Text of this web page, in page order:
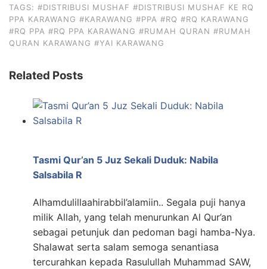
TAGS: #DISTRIBUSI MUSHAF #DISTRIBUSI MUSHAF KE RQ
PPA KARAWANG #KARAWANG #PPA #RQ #RQ KARAWANG
#RQ PPA #RQ PPA KARAWANG #RUMAH QURAN #RUMAH
QURAN KARAWANG #YAI KARAWANG
Related Posts
Tasmi Qur’an 5 Juz Sekali Duduk: Nabila
Salsabila R
Alhamdulillaahirabbil’alamiin.. Segala puji hanya
milik Allah, yang telah menurunkan Al Qur’an
sebagai petunjuk dan pedoman bagi hamba-Nya.
Shalawat serta salam semoga senantiasa
tercurahkan kepada Rasulullah Muhammad SAW,